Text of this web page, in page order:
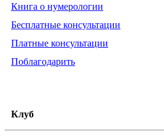
Книга о нумерологии
Бесплатные консультации
Платные консультации
Поблагодарить
Клуб